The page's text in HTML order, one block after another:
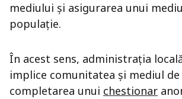
mediului și asigurarea unui
populație.
În acest sens, administrația
implice comunitatea și mediul
completarea unui chestionar